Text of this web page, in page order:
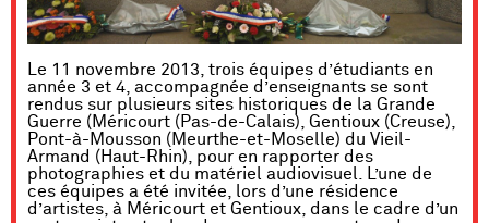
Le 11 novembre 2013, trois équipes d’étudiants en
année 3 et 4, accompagnée d’enseignants se sont
rendus sur plusieurs sites historiques de la Grande
Guerre (Méricourt (Pas-de-Calais), Gentioux (Creuse),
Pont-à-Mousson (Meurthe-et-Moselle) du Vieil-
Armand (Haut-Rhin), pour en rapporter des
photographies et du matériel audiovisuel. L’une de
ces équipes a été invitée, lors d’une résidence
d’artistes, à Méricourt et Gentioux, dans le cadre d’un